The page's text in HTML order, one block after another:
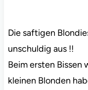
Die saftigen
unschuldig aus !!
Beim ersten Bissen
kleinen Blonden